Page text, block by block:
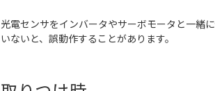
光電センサをインバータやサーボモータと一緒
いないと、誤動作することがあります。